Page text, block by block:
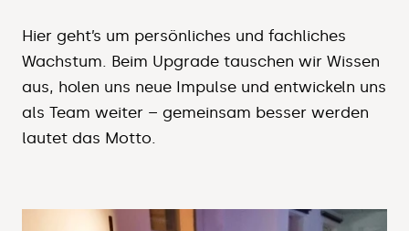
Hier geht’s um persönliches und fachliches
Wachstum. Beim Upgrade tauschen wir Wissen
aus, holen uns neue Impulse und entwickeln uns
als Team weiter – gemeinsam besser werden
lautet das Motto.